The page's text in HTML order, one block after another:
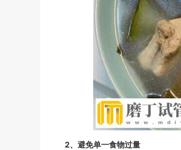
2、避免单一食物过量